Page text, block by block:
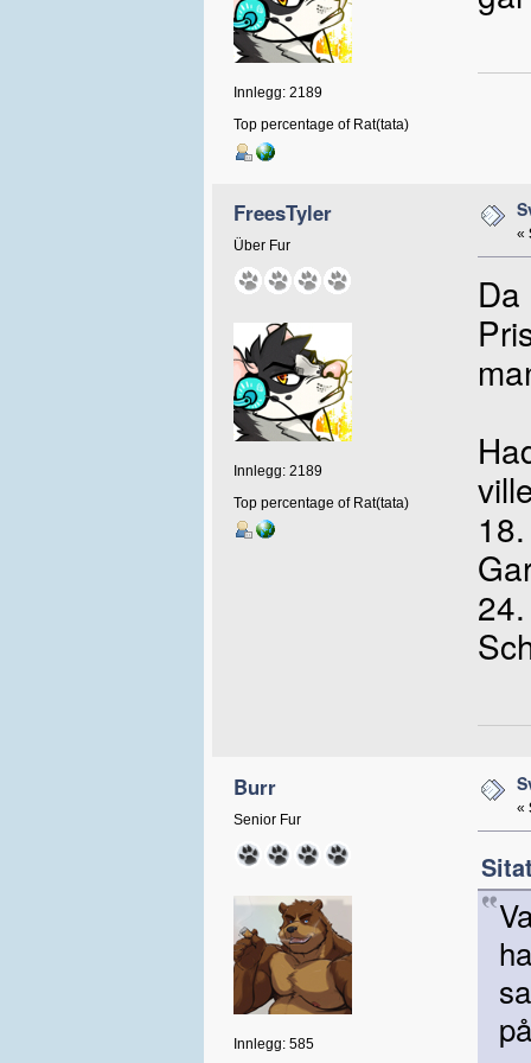
Innlegg: 2189
Top percentage of Rat(tata)
FreesTyler
Über Fur
Innlegg: 2189
Top percentage of Rat(tata)
«
Burr
Senior Fur
Innlegg: 585
«